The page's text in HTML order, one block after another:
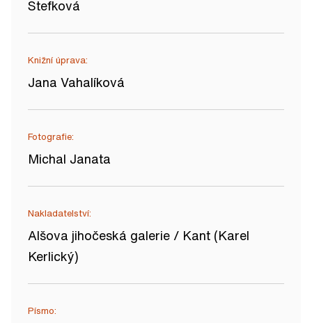
Štefková
Knižní úprava:
Jana Vahalíková
Fotografie:
Michal Janata
Nakladatelství:
Alšova jihočeská galerie / Kant (Karel
Kerlický)
Písmo: